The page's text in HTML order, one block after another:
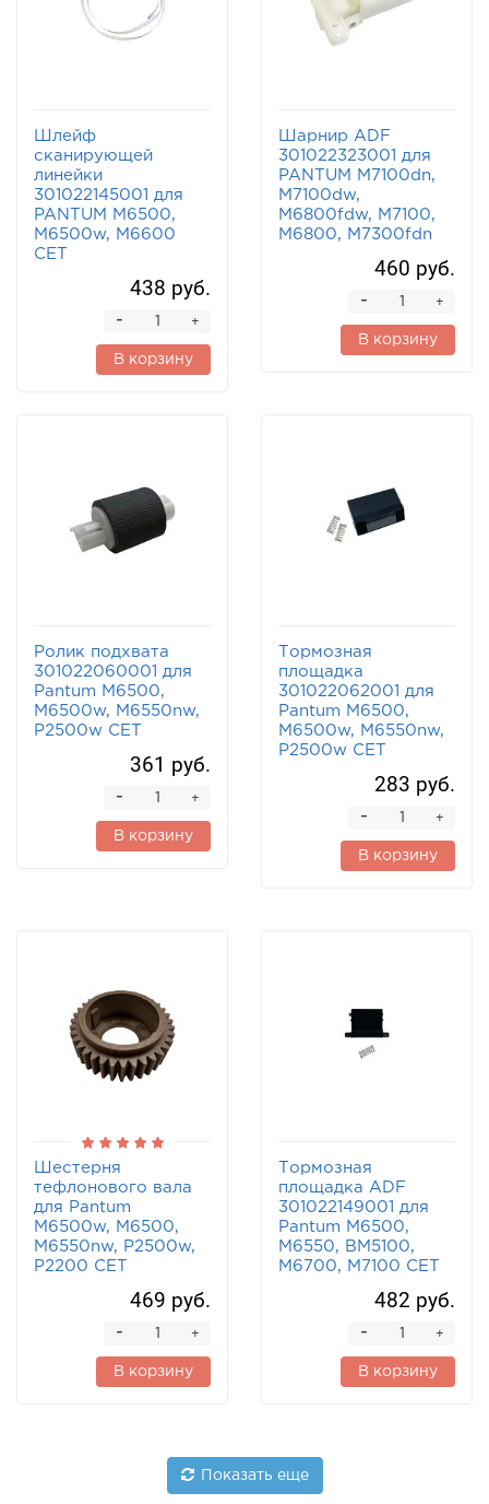
Шлейф
сканирующей
линейки
301022145001 для
PANTUM M6500,
M6500w, M6600
CET
438 руб.
+
-
В корзину
Шарнир ADF
301022323001 для
PANTUM M7100dn,
M7100dw,
M6800fdw, M7100,
M6800, M7300fdn
460 руб.
+
-
В корзину
Ролик подхвата
301022060001 для
Pantum M6500,
M6500w, M6550nw,
P2500w CET
361 руб.
+
-
В корзину
Тормозная
площадка
301022062001 для
Pantum M6500,
M6500w, M6550nw,
P2500w CET
283 руб.
+
-
В корзину
Шестерня
тефлонового вала
для Pantum
M6500w, M6500,
M6550nw, P2500w,
P2200 CET
469 руб.
+
-
В корзину
Тормозная
площадка ADF
301022149001 для
Pantum M6500,
M6550, BM5100,
M6700, M7100 CET
482 руб.
+
-
В корзину
Показать еще